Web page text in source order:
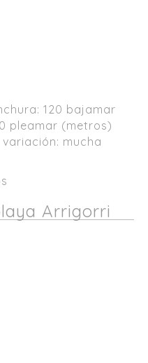
120 bajamar
pleamar (metros)
variación: mucha
Arrigorri